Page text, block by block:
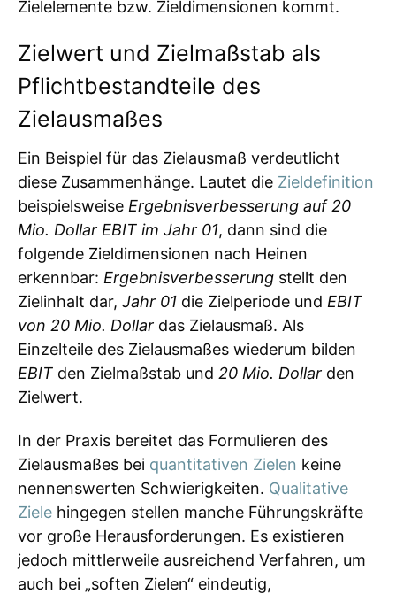
Zielelemente bzw. Zieldimensionen kommt.
Zielwert und Zielmaßstab als
Pflichtbestandteile des
Zielausmaßes
Ein Beispiel für das Zielausmaß verdeutlicht
diese Zusammenhänge. Lautet die Zieldefinition
beispielsweise Ergebnisverbesserung auf 20
Mio. Dollar EBIT im Jahr 01, dann sind die
folgende Zieldimensionen nach Heinen
erkennbar: Ergebnisverbesserung stellt den
Zielinhalt dar, Jahr 01 die Zielperiode und EBIT
von 20 Mio. Dollar das Zielausmaß. Als
Einzelteile des Zielausmaßes wiederum bilden
EBIT den Zielmaßstab und 20 Mio. Dollar den
Zielwert.
In der Praxis bereitet das Formulieren des
Zielausmaßes bei quantitativen Zielen keine
nennenswerten Schwierigkeiten. Qualitative
Ziele hingegen stellen manche Führungskräfte
vor große Herausforderungen. Es existieren
jedoch mittlerweile ausreichend Verfahren, um
auch bei „soften Zielen“ eindeutig,